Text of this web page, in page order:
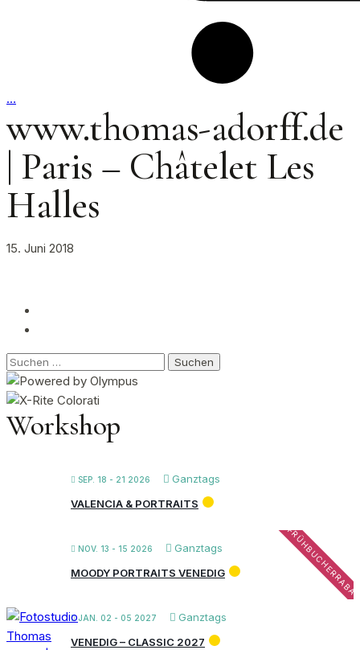
…
www.thomas-adorff.de
| Paris – Châtelet Les
Halles
15. Juni 2018
Suchen
nach:
Workshop
SEP. 18 - 21 2026
Ganztags
VALENCIA & PORTRAITS
NOV. 13 - 15 2026 Ganztags
MOODY PORTRAITS VENEDIG
JAN. 02 - 05 2027
Ganztags
VENEDIG – CLASSIC 2027